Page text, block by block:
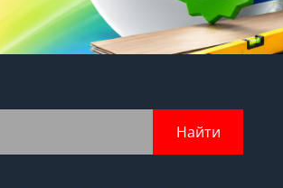
Найти